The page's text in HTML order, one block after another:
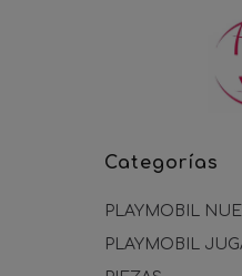
Categorías
PLAYMOBIL
PLAYMOBIL